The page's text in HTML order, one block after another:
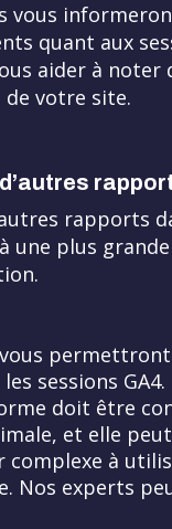
vous
quant aux
aider à noter
de votre site.
rapports
à une plus
vous
sessions
doit être
et elle
complexe à
Nos experts